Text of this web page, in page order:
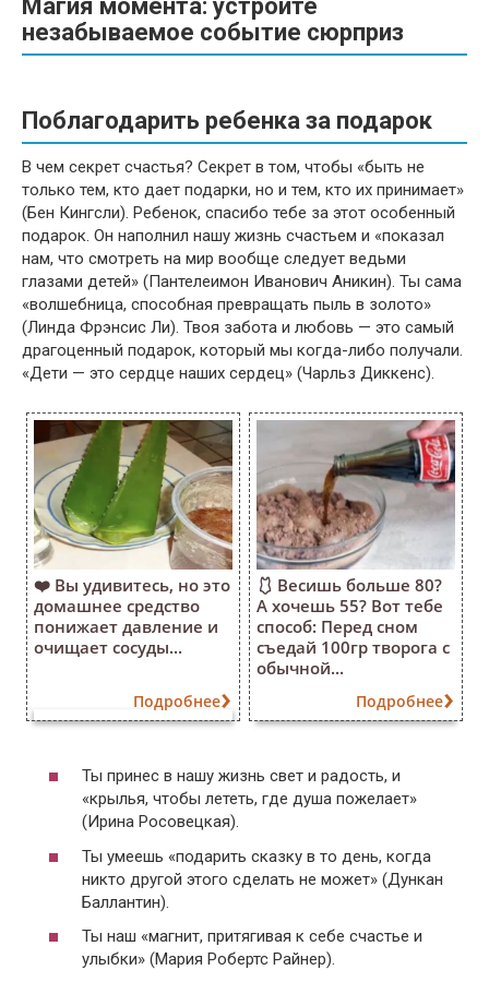
Магия момента: устройте
незабываемое событие сюрприз
Поблагодарить ребенка за подарок
В чем секрет счастья? Секрет в том, чтобы «быть не
только тем, кто дает подарки, но и тем, кто их принимает»
(Бен Кингсли). Ребенок, спасибо тебе за этот особенный
подарок. Он наполнил нашу жизнь счастьем и «показал
нам, что смотреть на мир вообще следует ведьми
глазами детей» (Пантелеимон Иванович Аникин). Ты сама
«волшебница, способная превращать пыль в золото»
(Линда Фрэнсис Ли). Твоя забота и любовь — это самый
драгоценный подарок, который мы когда-либо получали.
«Дети — это сердце наших сердец» (Чарльз Диккенс).
❤️ Вы удивитесь, но это
домашнее средство
понижает давление и
очищает сосуды...
Подробнее
🩱 Весишь больше 80?
А хочешь 55? Вот тебе
способ: Перед сном
съедай 100гр творога с
обычной...
Подробнее
Ты принес в нашу жизнь свет и радость, и
«крылья, чтобы лететь, где душа пожелает»
(Ирина Росовецкая).
Ты умеешь «подарить сказку в то день, когда
никто другой этого сделать не может» (Дункан
Баллантин).
Ты наш «магнит, притягивая к себе счастье и
улыбки» (Мария Робертс Райнер).